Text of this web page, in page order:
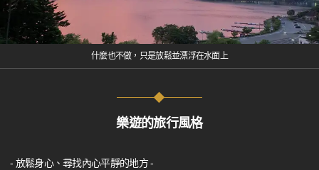
什麼也不做，只是放鬆並漂浮在水面上
樂遊的旅行風格
- 放鬆身心、尋找內心平靜的地方 -